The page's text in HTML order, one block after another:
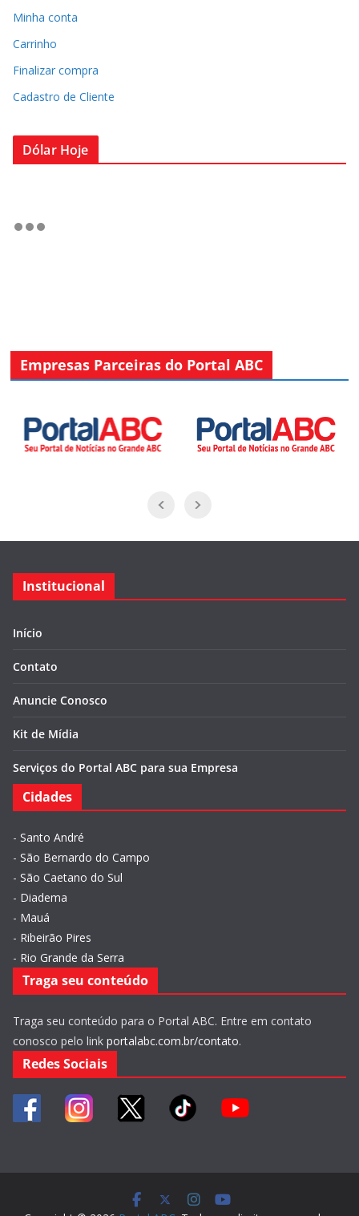
Minha conta
Carrinho
Finalizar compra
Cadastro de Cliente
Dólar Hoje
Empresas Parceiras do Portal ABC
Institucional
Início
Contato
Anuncie Conosco
Kit de Mídia
Serviços do Portal ABC para sua Empresa
Cidades
- Santo André
- São Bernardo do Campo
- São Caetano do Sul
- Diadema
- Mauá
- Ribeirão Pires
- Rio Grande da Serra
Traga seu conteúdo
Traga seu conteúdo para o Portal ABC. Entre em contato
conosco pelo link portalabc.com.br/contato.
Redes Sociais